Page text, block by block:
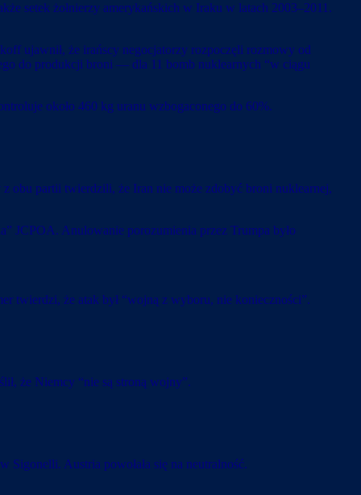
setek żołnierzy amerykańskich w Iraku w latach 2003–2011.
ujawnił, że irańscy negocjatorzy rozpoczęli rozmowy od
do produkcji broni — dla 11 bomb nuklearnych “w ciągu
około 460 kg uranu wzbogaconego do 60%.
partii twierdzili, że Iran nie może zdobyć broni nuklearnej,
JCPOA. Anulowanie porozumienia przez Trumpa było
twierdzi, że atak był “wojną z wyboru, nie konieczności”.
że Niemcy “nie są stroną wojny”.
Sigonelli. Austria powołała się na neutralność.